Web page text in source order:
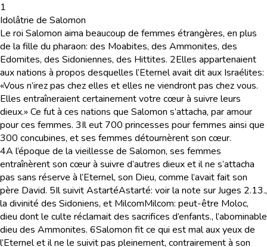
1
Idolâtrie de Salomon
Le roi Salomon aima beaucoup de femmes étrangères, en plus
de la fille du pharaon: des Moabites, des Ammonites, des
Edomites, des Sidoniennes, des Hittites. 2Elles appartenaient
aux nations à propos desquelles l’Eternel avait dit aux Israélites:
«Vous n’irez pas chez elles et elles ne viendront pas chez vous.
Elles entraîneraient certainement votre cœur à suivre leurs
dieux.» Ce fut à ces nations que Salomon s’attacha, par amour
pour ces femmes. 3Il eut 700 princesses pour femmes ainsi que
300 concubines, et ses femmes détournèrent son cœur.
4A l’époque de la vieillesse de Salomon, ses femmes
entraînèrent son cœur à suivre d’autres dieux et il ne s’attacha
pas sans réserve à l’Eternel, son Dieu, comme l’avait fait son
père David. 5Il suivit AstartéAstarté: voir la note sur Juges 2.13.,
la divinité des Sidoniens, et MilcomMilcom: peut-être Moloc,
dieu dont le culte réclamait des sacrifices d’enfants., l’abominable
dieu des Ammonites. 6Salomon fit ce qui est mal aux yeux de
l’Eternel et il ne le suivit pas pleinement, contrairement à son